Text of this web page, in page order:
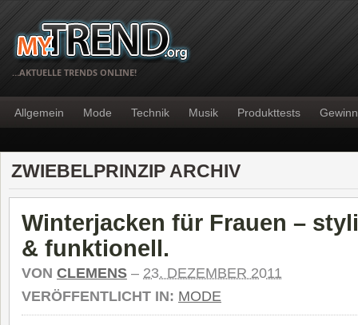
…AKTUELLE TRENDS ONLINE!
Allgemein Mode Technik Musik Produkttests
ZWIEBELPRINZIP ARCHIV
Winterjacken für Frauen –
& funktionell.
VON CLEMENS – 23. DEZEMBER 2011
VERÖFFENTLICHT IN: MODE